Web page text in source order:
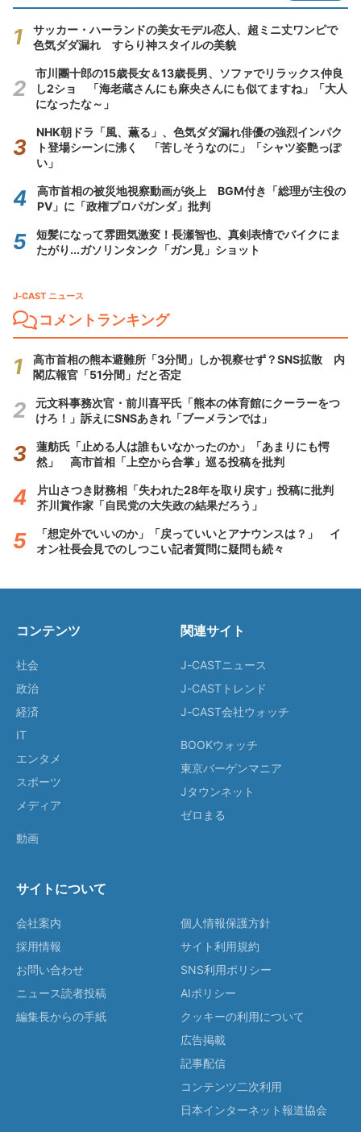
サッカー・ハーランドの美女モデル恋人、超ミニ丈ワンピで
色気ダダ漏れ すらり神スタイルの美貌
市川團十郎の15歳長女＆13歳長男、ソファでリラックス仲良
し2ショ 「海老蔵さんにも麻央さんにも似てますね」「大人
になったな～」
NHK朝ドラ「風、薫る」、色気ダダ漏れ俳優の強烈インパク
ト登場シーンに沸く 「苦しそうなのに」「シャツ姿艶っぽ
い」
高市首相の被災地視察動画が炎上 BGM付き「総理が主役の
PV」に「政権プロパガンダ」批判
短髪になって雰囲気激変！長瀬智也、真剣表情でバイクにま
たがり...ガソリンタンク「ガン見」ショット
J-CAST ニュース
コメントランキング
高市首相の熊本避難所「3分間」しか視察せず？SNS拡散 内
閣広報官「51分間」だと否定
元文科事務次官・前川喜平氏「熊本の体育館にクーラーをつ
けろ！」訴えにSNSあきれ「ブーメランでは」
蓮舫氏「止める人は誰もいなかったのか」「あまりにも愕
然」 高市首相「上空から合掌」巡る投稿を批判
片山さつき財務相「失われた28年を取り戻す」投稿に批判
芥川賞作家「自民党の大失政の結果だろう」
「想定外でいいのか」「戻っていいとアナウンスは？」 イ
オン社長会見でのしつこい記者質問に疑問も続々
コンテンツ
社会
政治
経済
IT
エンタメ
スポーツ
メディア
動画
関連サイト
J-CASTニュース
J-CASTトレンド
J-CAST会社ウォッチ
BOOKウォッチ
東京バーゲンマニア
Jタウンネット
ゼロまる
サイトについて
会社案内
採用情報
お問い合わせ
ニュース読者投稿
編集長からの手紙
個人情報保護方針
サイト利用規約
SNS利用ポリシー
AIポリシー
クッキーの利用について
広告掲載
記事配信
コンテンツ二次利用
日本インターネット報道協会